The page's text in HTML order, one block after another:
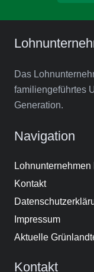
Das
familiengeführtes
Generation.
Navigation
Kontakt
Impressum
Aktuelle
Kontakt